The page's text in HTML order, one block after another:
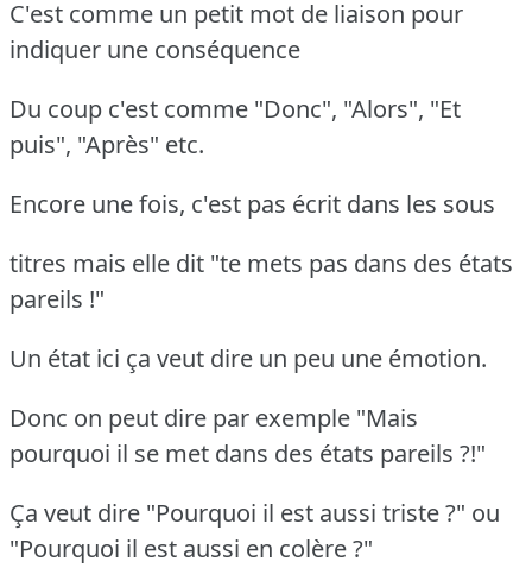
C'est comme un petit mot de liaison pour
indiquer une conséquence
Du coup c'est comme "Donc", "Alors", "Et
puis", "Après" etc.
Encore une fois, c'est pas écrit dans les sous
titres mais elle dit "te mets pas dans des états
pareils !"
Un état ici ça veut dire un peu une émotion.
Donc on peut dire par exemple "Mais
pourquoi il se met dans des états pareils ?!"
Ça veut dire "Pourquoi il est aussi triste ?" ou
"Pourquoi il est aussi en colère ?"